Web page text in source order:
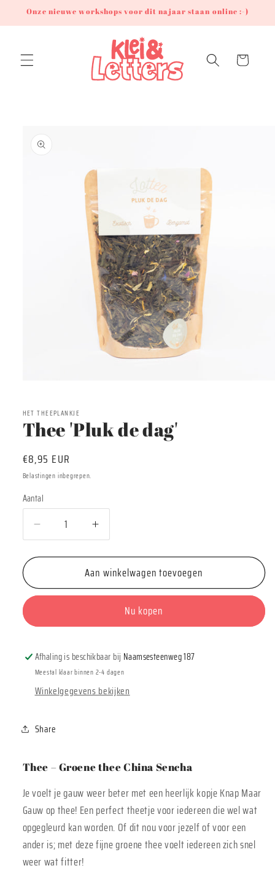
naar de
content
Onze nieuwe workshops voor dit najaar staan online :-)
Winkelwagen
productinformatie
in
modaal
HET THEEPLANKJE
Thee 'Pluk de dag'
Normale
prijs
€8,95 EUR
Belastingen inbegrepen.
Aantal
Aantal
Aantal
verlagen
voor
&#39;Pluk
Aantal
verhogen
voor
Thee
&#39;Pluk
dag&#39;
Aan winkelwagen toevoegen
Nu kopen
Afhaling is beschikbaar bij Naamsesteenweg 187
Meestal klaar binnen 2-4 dagen
Winkelgegevens bekijken
Share
Thee – Groene thee China Sencha
Je voelt je gauw weer beter met een heerlijk kopje Knap Maar
Gauw op thee! Een perfect theetje voor iedereen die wel wat
opgegleurd kan worden. Of dit nou voor jezelf of voor een
ander is; met deze fijne groene thee voelt iedereen zich snel
weer wat fitter!